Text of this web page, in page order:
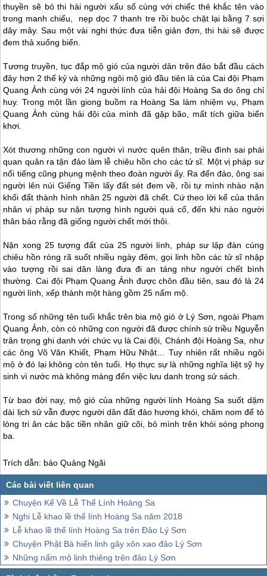
thuyền sẽ bó thi hài người xấu số cùng với chiếc thẻ khắc tên vào
trong manh chiếu, nẹp dọc 7 thanh tre rồi buộc chặt lại bằng 7 sợi
dây mây. Sau một vài nghi thức đưa tiễn giản đơn, thi hài sẽ được
đem thả xuống biển.
Tương truyền, tục đắp mộ gió của người dân trên đảo bắt đầu cách
đây hơn 2 thế kỷ và những ngôi mộ gió đầu tiên là của Cai đội Phạm
Quang Ảnh cùng với 24 người lính của hải đội Hoàng Sa do ông chỉ
huy. Trong một lần giong buồm ra Hoàng Sa làm nhiệm vụ, Phạm
Quang Ảnh cùng hải đội của mình đã gặp bão, mất tích giữa biển
khơi.
Xót thương những con người vì nước quên thân, triều đình sai phái
quan quân ra tận đảo làm lễ chiêu hồn cho các tử sĩ. Một vị pháp sư
nổi tiếng cũng phụng mệnh theo đoàn người ấy. Ra đến đảo, ông sai
người lên núi Giếng Tiền lấy đất sét đem về, rồi tự mình nhào nặn
khối đất thành hình nhân 25 người đã chết. Cứ theo lời kể của thân
nhân vị pháp sư nặn tượng hình người quá cố, đến khi nào người
thân bảo rằng đã giống người chết mới thôi.
Nặn xong 25 tượng đất của 25 người lính, pháp sư lập đàn cúng
chiêu hồn ròng rã suốt nhiều ngày đêm, gọi linh hồn các tử sĩ nhập
vào tượng rồi sai dân làng đưa đi an táng như người chết bình
thường. Cai đội Phạm Quang Ảnh được chôn đầu tiên, sau đó là 24
người lính, xếp thành một hàng gồm 25 nấm mộ.
Trong số những tên tuổi khắc trên bia mộ gió ở Lý Sơn , ngoài Phạm
Quang Ảnh, còn có những con người đã được chính sử triều Nguyễn
trân trọng ghi danh với chức vụ là Cai đội, Chánh đội Hoàng Sa, như
các ông Võ Văn Khiết, Phạm Hữu Nhật… Tuy nhiên rất nhiều ngôi
mộ ở đó lại không còn tên tuổi. Họ thực sự là những nghĩa liệt sỹ hy
sinh vì nước mà không màng đến việc lưu danh trong sử sách.
Từ bao đời nay, mộ gió của những người lính Hoàng Sa suốt dặm
dài lịch sử vẫn được người dân đất đảo hương khói, chăm nom để tỏ
lòng tri ân các bậc tiền nhân giữ cõi, bỏ mình trên khói sóng phong
ba.
Trích dẫn: báo Quảng Ngãi
Chuyện Kể Về Lễ Thế Lính Hoàng Sa
Nghi Lễ khao lề thế lính Hoàng Sa năm 2018
Lễ khao lề thế lính Hoàng Sa trên Đảo Lý Sơn
Chuyện Phật Bà hiển linh gây xôn xao đảo Lý Sơn
Những nấm mộ linh thiêng trên đảo Lý Sơn